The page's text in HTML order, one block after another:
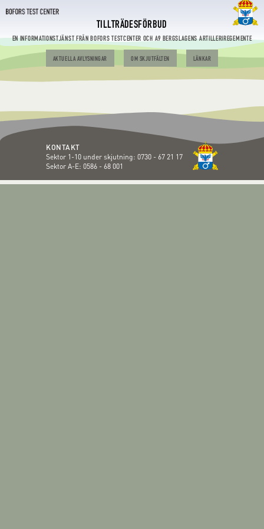
TILLTRÄDESFÖRBUD
EN INFORMATIONSTJÄNST FRÅN BOFORS TESTCENTER OCH A9 BERGSLAGENS ARTILLERIREGEMENTE
AKTUELLA AVLYSNINGAR OM SKJUTFÄLTEN LÄNKAR
KONTAKT
Sektor 1-10 under skjutning: 0730 - 67 21 17
Sektor A-E: 0586 - 68 001